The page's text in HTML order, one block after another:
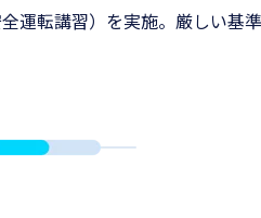
運転講習）を実施。厳しい基